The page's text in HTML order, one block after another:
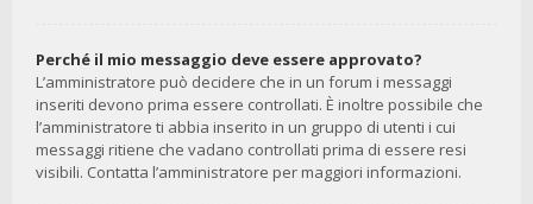
Perché il mio messaggio deve essere approvato?
L’amministratore può decidere che in un forum i messaggi
inseriti devono prima essere controllati. È inoltre possibile che
l’amministratore ti abbia inserito in un gruppo di utenti i cui
messaggi ritiene che vadano controllati prima di essere resi
visibili. Contatta l’amministratore per maggiori informazioni.